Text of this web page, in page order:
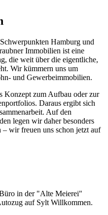
Hamburg und
Immobilien ist eine
die weit über die eigentliche,
Wir kümmern uns um
und Gewerbeimmobilien.
Konzept zum Aufbau oder zur
Daraus ergibt sich
Auf den
legen wir daher besonders
wir freuen uns schon jetzt auf
in der "Alte Meierei"
auf Sylt Willkommen.